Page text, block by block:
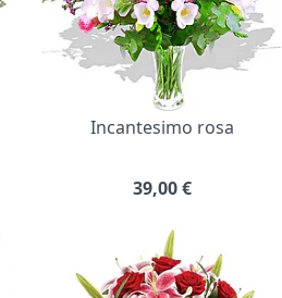
Incantesimo rosa
39,00€